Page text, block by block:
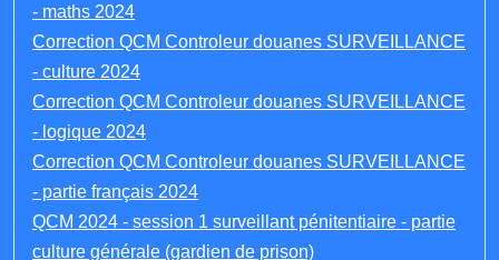
- maths 2024
Correction QCM Controleur douanes SURVEILLANCE
- culture 2024
Correction QCM Controleur douanes SURVEILLANCE
- logique 2024
Correction QCM Controleur douanes SURVEILLANCE
- partie français 2024
QCM 2024 - session 1 surveillant pénitentiaire - partie
culture générale (gardien de prison)